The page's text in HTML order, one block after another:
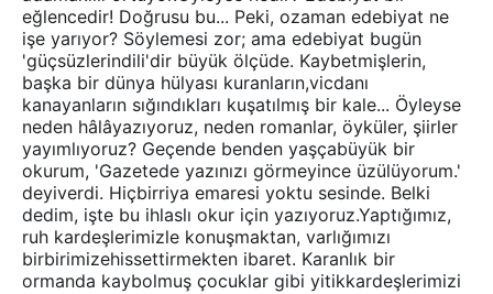
eğlencedir! Doğrusu bu... Peki, ozaman edebiyat ne
işe yarıyor? Söylemesi zor; ama edebiyat bugün
'güçsüzlerindili'dir büyük ölçüde. Kaybetmişlerin,
başka bir dünya hülyası kuranların,vicdanı
kanayanların sığındıkları kuşatılmış bir kale... Öyleyse
neden hâlâyazıyoruz, neden romanlar, öyküler, şiirler
yayımlıyoruz? Geçende benden yaşçabüyük bir
okurum, 'Gazetede yazınızı görmeyince üzülüyorum.'
deyiverdi. Hiçbirriya emaresi yoktu sesinde. Belki
dedim, işte bu ihlaslı okur için yazıyoruz.Yaptığımız,
ruh kardeşlerimizle konuşmaktan, varlığımızı
birbirimizehissettirmekten ibaret. Karanlık bir
ormanda kaybolmuş çocuklar gibi yitikkardeşlerimizi